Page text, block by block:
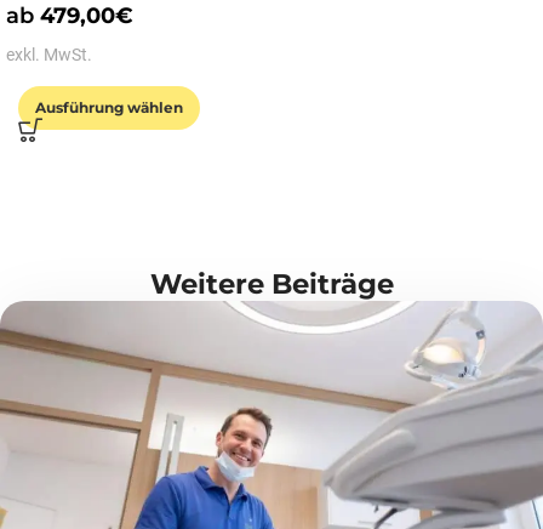
ab 479,00€
exkl. MwSt.
Ausführung wählen
Weitere Beiträge